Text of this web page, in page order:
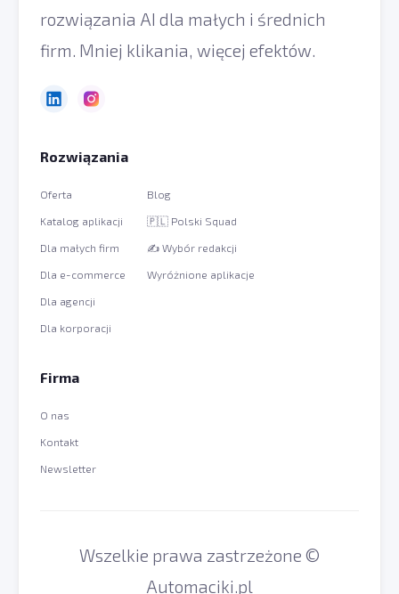
rozwiązania AI dla małych i średnich
firm. Mniej klikania, więcej efektów.
Rozwiązania
Oferta
Katalog aplikacji
Dla małych firm
Dla e-commerce
Dla agencji
Dla korporacji
Blog
🇵🇱 Polski Squad
✍️ Wybór redakcji
Wyróżnione aplikacje
Firma
O nas
Kontakt
Newsletter
Wszelkie prawa zastrzeżone ©
Automaciki.pl